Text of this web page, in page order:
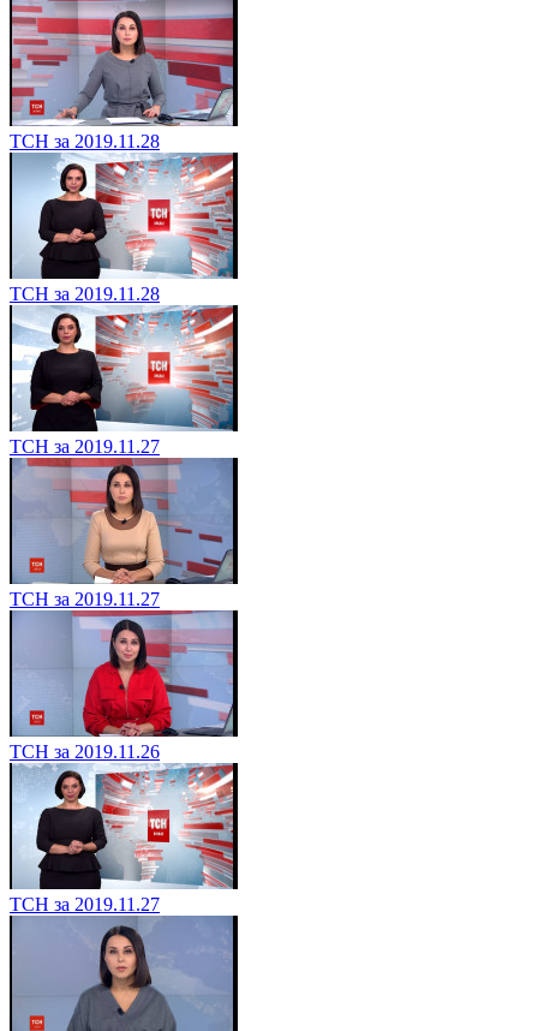
ТСН за 2019.11.28
ТСН за 2019.11.28
ТСН за 2019.11.27
ТСН за 2019.11.27
ТСН за 2019.11.26
ТСН за 2019.11.27